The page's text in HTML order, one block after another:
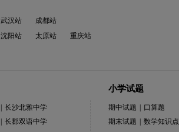
武汉站
成都站
沈阳站 太原站
重庆站
长沙北雅中学
长郡双语中学
小学试题
期中试题
口算题
期末试题
数学知识点